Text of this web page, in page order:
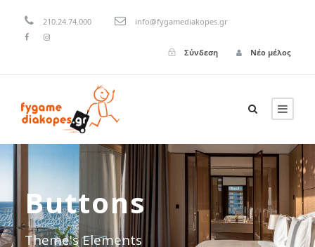
210.24.74.000 info@fygamediakopes.gr
Σύνδεση Νέο μέλος
Buttons
Theme's Elements